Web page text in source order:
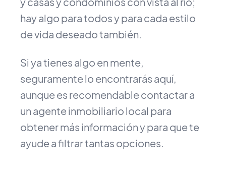
hay algo para todos y para cada estilo
de vida deseado también.
Si ya tienes algo en mente,
seguramente lo encontrarás aquí,
aunque es recomendable contactar a
un agente inmobiliario local para
obtener más información y para que te
ayude a filtrar tantas opciones.